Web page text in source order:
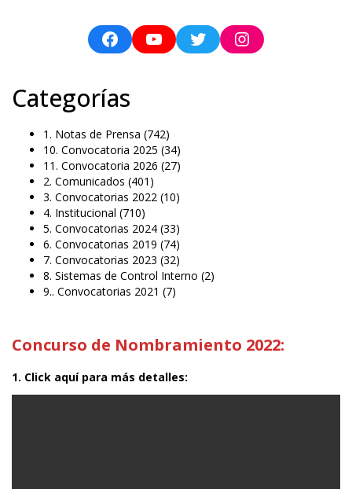
Categorías
1. Notas de Prensa (742)
10. Convocatoria 2025 (34)
11. Convocatoria 2026 (27)
2. Comunicados (401)
3. Convocatorias 2022 (10)
4. Institucional (710)
5. Convocatorias 2024 (33)
6. Convocatorias 2019 (74)
7. Convocatorias 2023 (32)
8. Sistemas de Control Interno (2)
9.. Convocatorias 2021 (7)
Concurso de Nombramiento 2022:
1. Click aquí para más detalles: